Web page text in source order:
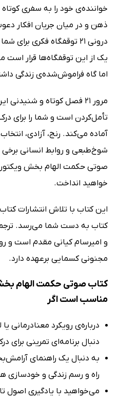
خواننده‌ی خود را به سفری
ذهن و در میان جریان افکار
درونی 21 توقفگاه فکری
یک از این توقفگاه‌ها قرار
اما گاه فراموش‌شده‌ی زندگی
مرور ‌21 فصل کوتاه و
تأمل‌کردن است و شما را برای
آماده می‌کند. رنج، آزادی،
شوخ‌طبعی و روابط انسانی
صوتی حکمت الهام بخش ویکتور
خواهید انداخت.
این کتاب با تلاش انتشارات
کتاب به دست شما می‌رسد.
و امیرسام کیانی مقدم است و
مجنونی کسمایی برعهده دارد.
کتاب صوتی حکمت الهام
مناسب است اگر
درباره‌ی رویکرد معنادرمانی
دنبال برنامه‌ای تمرینی برای
به دنبال یک راهنمای
راه و رسم زندگی و خودسازی
می‌خواهید با یادگیری اصول